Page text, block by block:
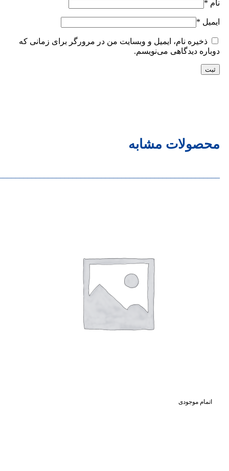
نام *
ایمیل *
ذخیره نام، ایمیل و وبسایت من در مرورگر برای زمانی که
دوباره دیدگاهی می‌نویسم.
محصولات مشابه
اتمام موجودی